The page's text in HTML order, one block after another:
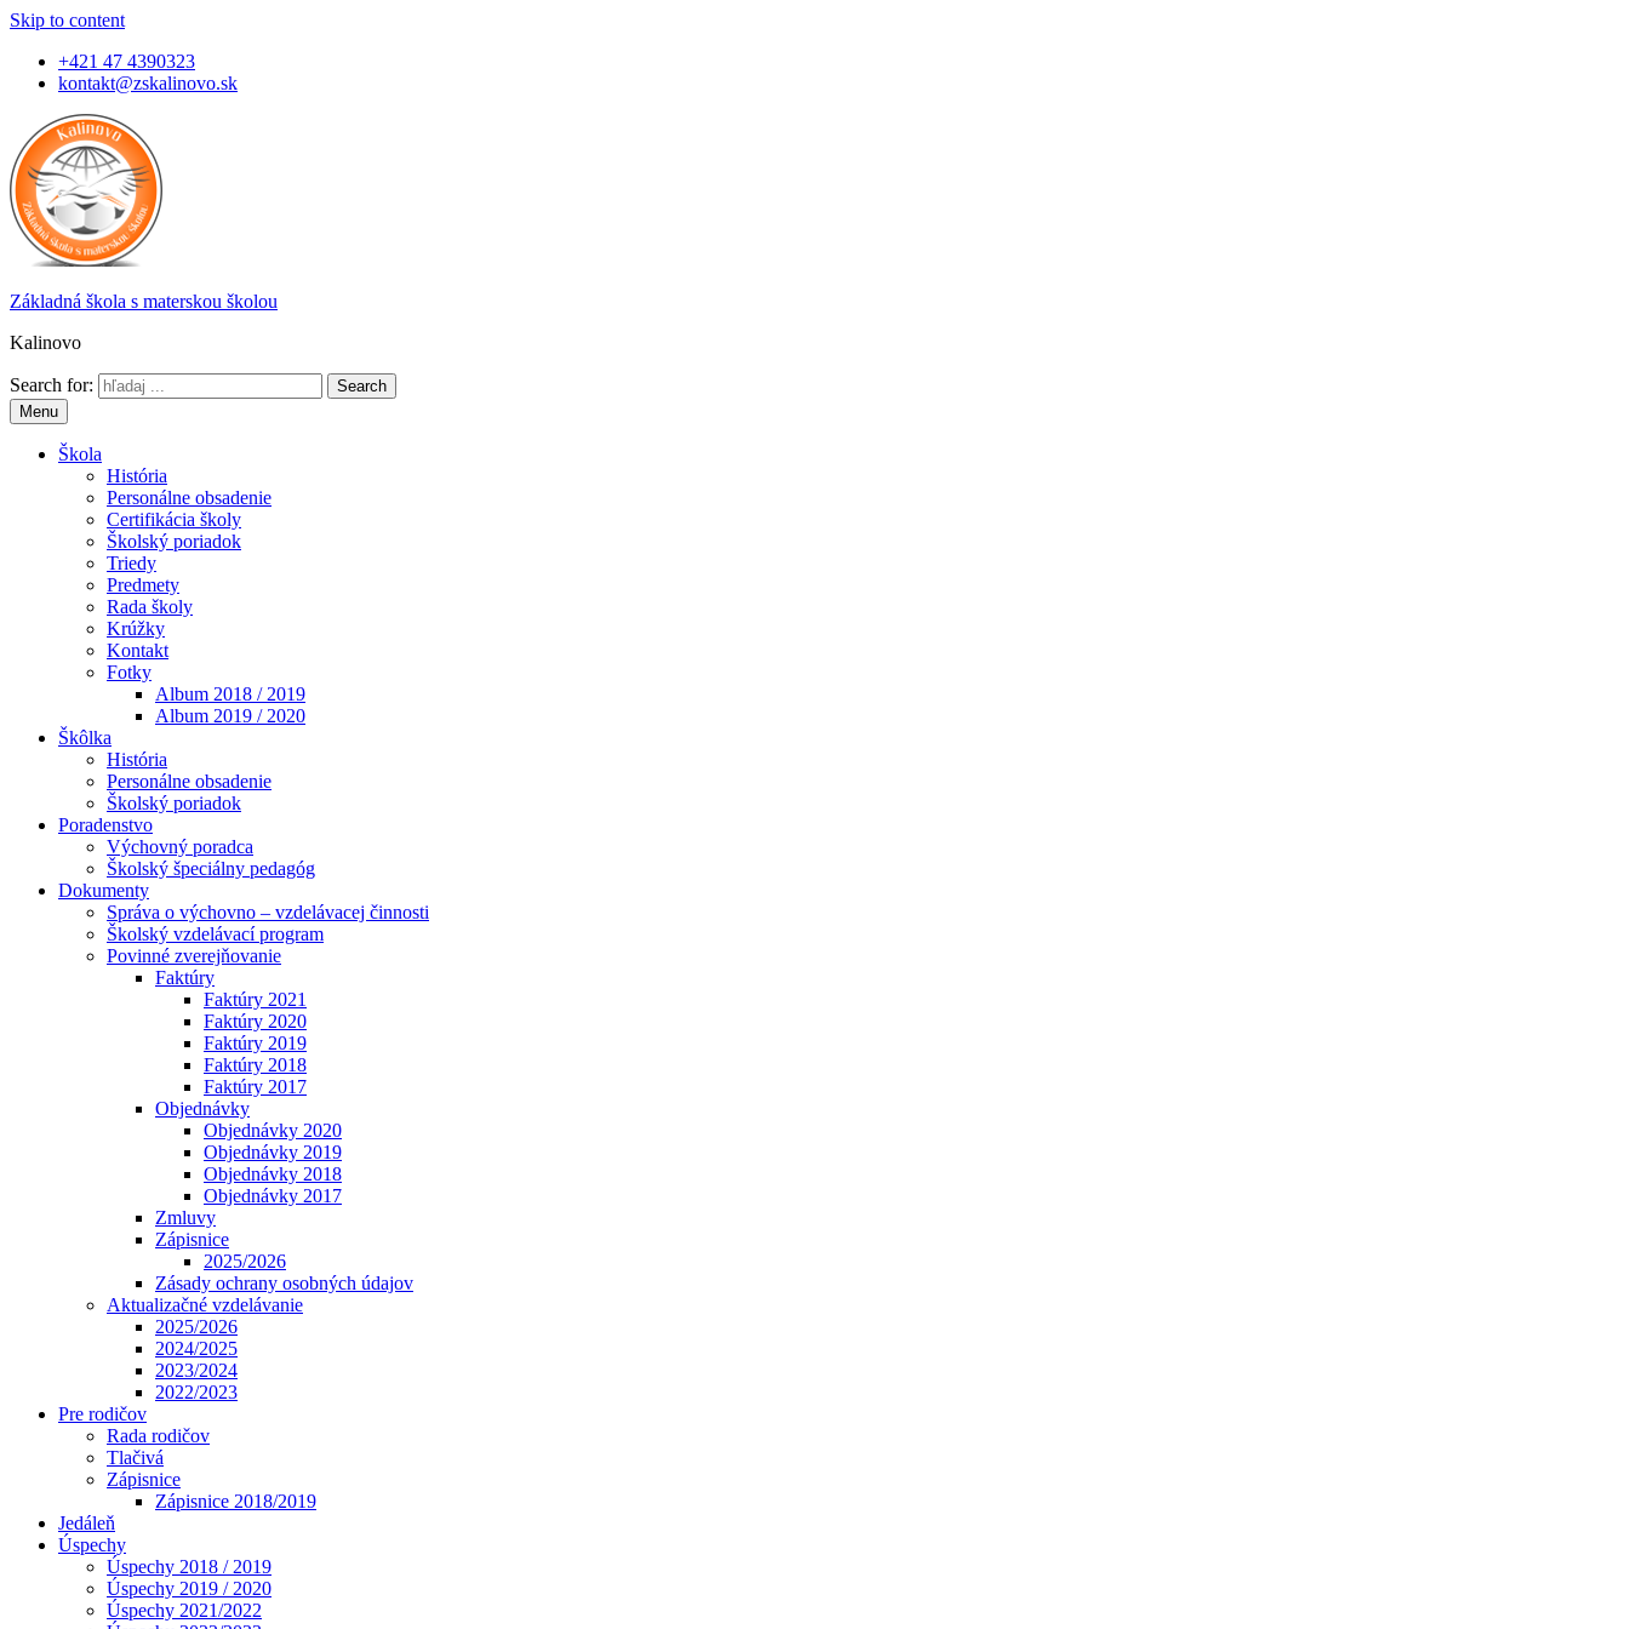
Skip to content
+421 47 4390323
kontakt@zskalinovo.sk
Základná škola s materskou školou
Kalinovo
Search for:
Menu
Škola
História
Personálne obsadenie
Certifikácia školy
Školský poriadok
Triedy
Predmety
Rada školy
Krúžky
Kontakt
Fotky
Album 2018 / 2019
Album 2019 / 2020
Škôlka
História
Personálne obsadenie
Školský poriadok
Poradenstvo
Výchovný poradca
Školský špeciálny pedagóg
Dokumenty
Správa o výchovno – vzdelávacej činnosti
Školský vzdelávací program
Povinné zverejňovanie
Faktúry
Faktúry 2021
Faktúry 2020
Faktúry 2019
Faktúry 2018
Faktúry 2017
Objednávky
Objednávky 2020
Objednávky 2019
Objednávky 2018
Objednávky 2017
Zmluvy
Zápisnice
2025/2026
Zásady ochrany osobných údajov
Aktualizačné vzdelávanie
2025/2026
2024/2025
2023/2024
2022/2023
Pre rodičov
Rada rodičov
Tlačivá
Zápisnice
Zápisnice 2018/2019
Jedáleň
Úspechy
Úspechy 2018 / 2019
Úspechy 2019 / 2020
Úspechy 2021/2022